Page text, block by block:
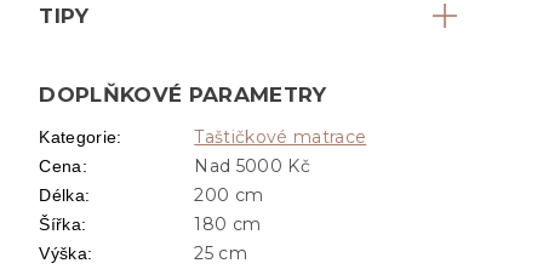
TIPY
DOPLŇKOVÉ PARAMETRY
Kategorie: Taštičkové matrace
Cena: Nad 5000 Kč
Délka: 200 cm
Šířka: 180 cm
Výška: 25 cm